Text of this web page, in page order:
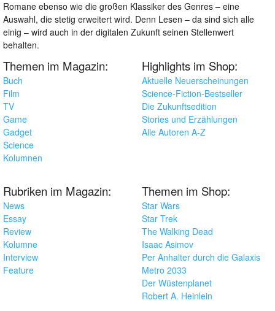
Romane ebenso wie die großen Klassiker des Genres – eine
Auswahl, die stetig erweitert wird. Denn Lesen – da sind sich alle
einig – wird auch in der digitalen Zukunft seinen Stellenwert
behalten.
Themen im Magazin:
Buch
Film
TV
Game
Gadget
Science
Kolumnen
Highlights im Shop:
Aktuelle Neuerscheinungen
Science-Fiction-Bestseller
Die Zukunftsedition
Stories und Erzählungen
Alle Autoren A-Z
Rubriken im Magazin:
News
Essay
Review
Kolumne
Interview
Feature
Themen im Shop:
Star Wars
Star Trek
The Walking Dead
Isaac Asimov
Per Anhalter durch die Galaxis
Metro 2033
Der Wüstenplanet
Robert A. Heinlein